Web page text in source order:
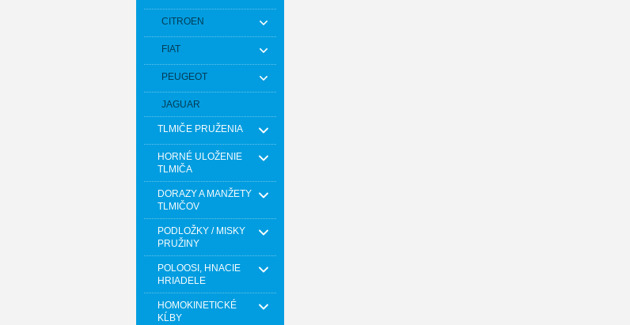
CITROEN
FIAT
PEUGEOT
JAGUAR
TLMIČE PRUŽENIA
HORNÉ ULOŽENIE
TLMIČA
DORAZY A MANŽETY
TLMIČOV
PODLOŽKY / MISKY
PRUŽINY
POLOOSI, HNACIE
HRIADELE
HOMOKINETICKÉ
KĹBY